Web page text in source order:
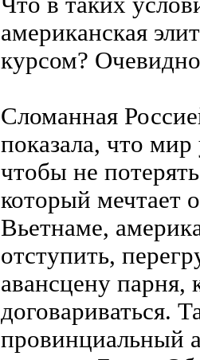
американская
курсом?
Сломанная
показала, что
чтобы не
который мечтает
Вьетнаме,
отступить,
авансцену парня,
договариваться.
провинциальный